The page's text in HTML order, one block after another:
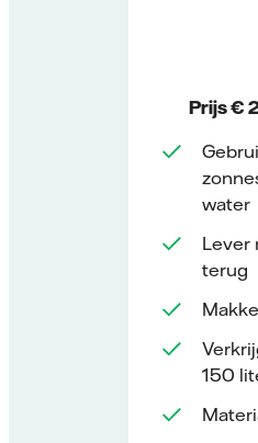
Prijs €
water
Lever
terug
150